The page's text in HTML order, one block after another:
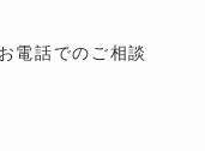
電話でのご相談